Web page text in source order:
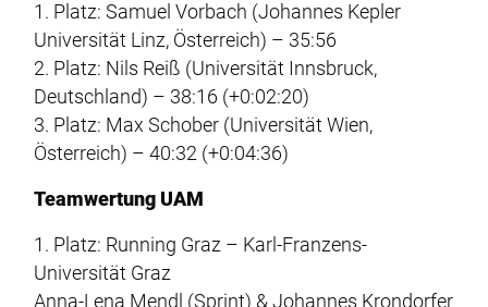
1. Platz: Samuel Vorbach (Johannes Kepler
Universität Linz, Österreich) – 35:56
2. Platz: Nils Reiß (Universität Innsbruck,
Deutschland) – 38:16 (+0:02:20)
3. Platz: Max Schober (Universität Wien,
Österreich) – 40:32 (+0:04:36)
Teamwertung UAM
1. Platz: Running Graz – Karl-Franzens-
Universität Graz
Anna-Lena Mendl (Sprint) & Johannes Krondorfer